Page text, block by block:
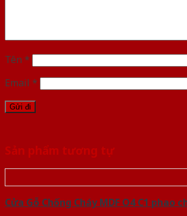
Tên *
Email *
Sản phẩm tương tự
Cửa Gỗ Chống Cháy MDF O4 C1 phao